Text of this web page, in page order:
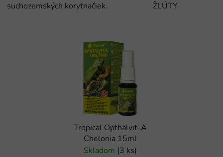
suchozemských korytnačiek.
ŽLÚTY.
Tropical Opthalvit-A
Chelonia 15ml
Skladom (3 ks)